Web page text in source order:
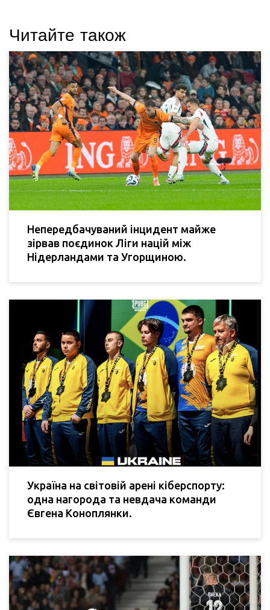
Читайте також
Непередбачуваний інцидент майже
зірвав поєдинок Ліги націй між
Нідерландами та Угорщиною.
Україна на світовій арені кіберспорту:
одна нагорода та невдача команди
Євгена Коноплянки.